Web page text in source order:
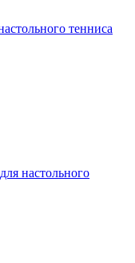
тенниса
настольного